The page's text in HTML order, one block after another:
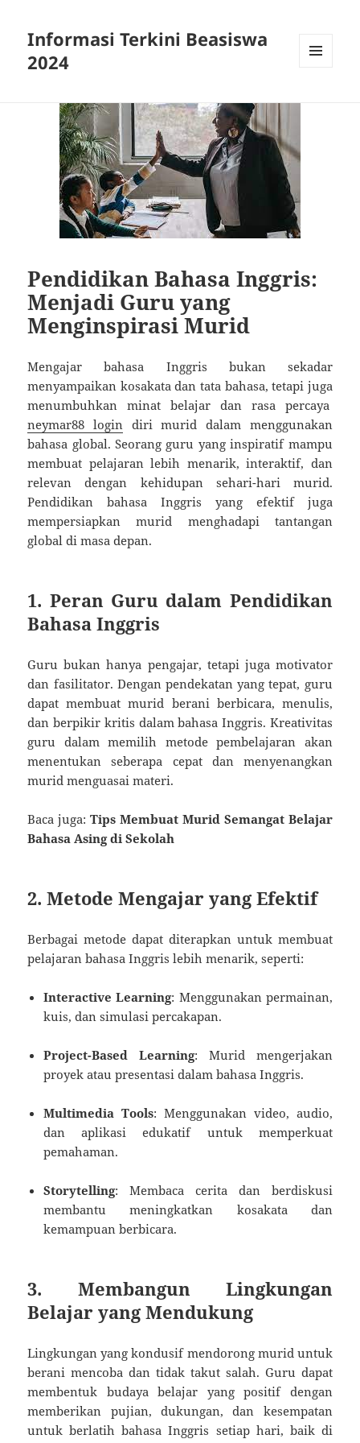
Informasi Terkini Beasiswa
2024
WIDGETS
Pendidikan Bahasa Inggris:
Menjadi Guru yang
Menginspirasi Murid
Mengajar bahasa Inggris bukan sekadar
menyampaikan kosakata dan tata bahasa, tetapi juga
menumbuhkan minat belajar dan rasa percaya
neymar88 login
diri murid dalam menggunakan
bahasa global. Seorang guru yang inspiratif mampu
membuat pelajaran lebih menarik, interaktif, dan
relevan dengan kehidupan sehari-hari murid.
Pendidikan bahasa Inggris yang efektif juga
mempersiapkan murid menghadapi tantangan
global di masa depan.
1. Peran Guru dalam Pendidikan
Bahasa Inggris
Guru bukan hanya pengajar, tetapi juga motivator
dan fasilitator. Dengan pendekatan yang tepat, guru
dapat membuat murid berani berbicara, menulis,
dan berpikir kritis dalam bahasa Inggris. Kreativitas
guru dalam memilih metode pembelajaran akan
menentukan seberapa cepat dan menyenangkan
murid menguasai materi.
Baca juga:Tips Membuat Murid Semangat Belajar
Bahasa Asing di Sekolah
2. Metode Mengajar yang Efektif
Berbagai metode dapat diterapkan untuk membuat
pelajaran bahasa Inggris lebih menarik, seperti:
Interactive Learning: Menggunakan permainan,
kuis, dan simulasi percakapan.
Project-Based Learning: Murid mengerjakan
proyek atau presentasi dalam bahasa Inggris.
Multimedia Tools: Menggunakan video, audio,
dan aplikasi edukatif untuk memperkuat
pemahaman.
Storytelling: Membaca cerita dan berdiskusi
membantu meningkatkan kosakata dan
kemampuan berbicara.
3. Membangun Lingkungan
Belajar yang Mendukung
Lingkungan yang kondusif mendorong murid untuk
berani mencoba dan tidak takut salah. Guru dapat
membentuk budaya belajar yang positif dengan
memberikan pujian, dukungan, dan kesempatan
untuk berlatih bahasa Inggris setiap hari, baik di